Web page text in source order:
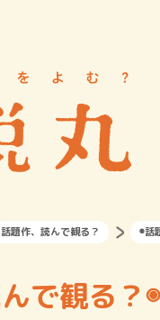
話題作、読んで観る？ ◉話
で観る